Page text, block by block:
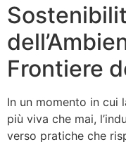
Frontiere
In un momento in cui
più viva che mai,
verso pratiche che